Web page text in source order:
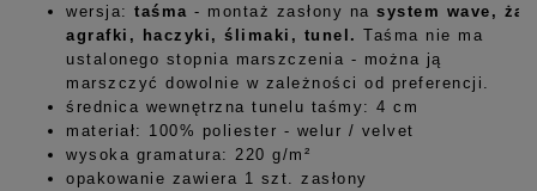
wersja: taśma - montaż zasłony na system wave,
agrafki, haczyki, ślimaki, tunel. Taśma nie ma
ustalonego stopnia marszczenia - można ją
marszczyć dowolnie w zależności od preferencji.
średnica wewnętrzna tunelu taśmy: 4 cm
materiał: 100% poliester - welur / velvet
wysoka gramatura: 220 g/m²
opakowanie zawiera 1 szt. zasłony